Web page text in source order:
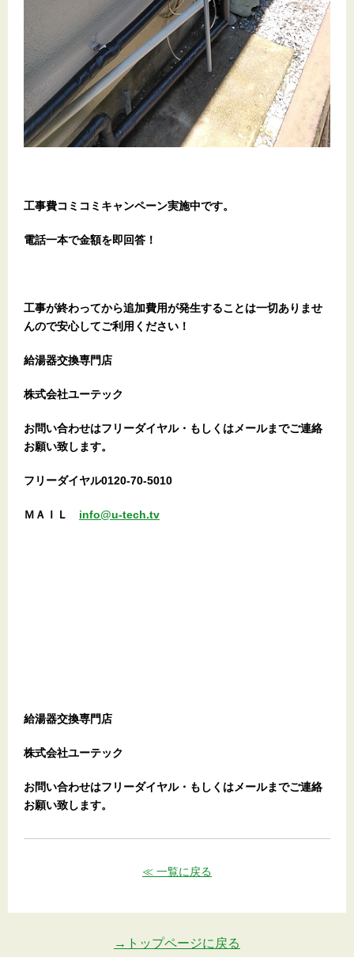
工事費コミコミキャンペーン実施中です。
電話一本で金額を即回答！
工事が終わってから追加費用が発生することは一切ありませ
んので安心してご利用ください！
給湯器交換専門店
株式会社ユーテック
お問い合わせはフリーダイヤル・もしくはメールまでご連絡
お願い致します。
フリーダイヤル0120-70-5010
ＭＡＩＬ info@u-tech.tv
給湯器交換専門店
株式会社ユーテック
お問い合わせはフリーダイヤル・もしくはメールまでご連絡
お願い致します。
≪ 一覧に戻る
→トップページに戻る